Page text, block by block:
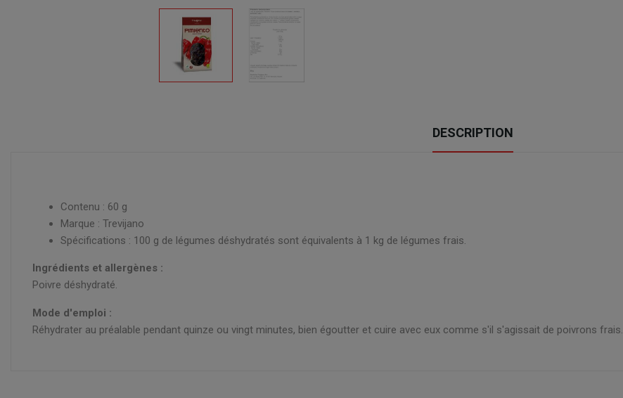
DESCRIPTION
Contenu : 60 g
Marque : Trevijano
Spécifications : 100 g de légumes déshydratés sont équivalents à 1 kg de légumes frais.
Ingrédients et allergènes :
Poivre déshydraté.
Mode d'emploi :
Réhydrater au préalable pendant quinze ou vingt minutes, bien égoutter et cuire avec eux comme s'il s'agissait de poivrons frais.